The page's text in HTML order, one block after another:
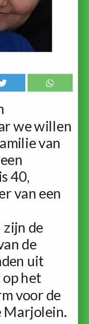
we willen
van
40,
van een
zijn de
de
uit
het
voor de
Marjolein.